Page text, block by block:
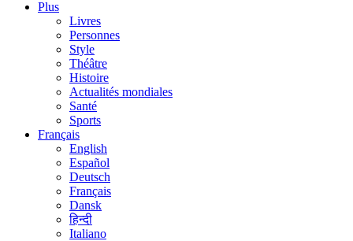
Plus
Livres
Personnes
Style
Théâtre
Histoire
Actualités mondiales
Santé
Sports
Français
English
Español
Deutsch
Français
Dansk
हिन्दी
Italiano